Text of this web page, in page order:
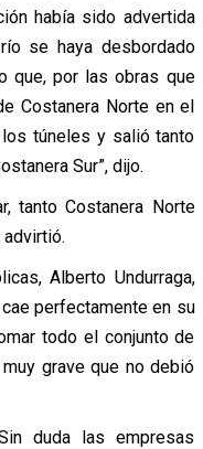
había sido advertida
se haya desbordado
que, por las obras que
Costanera Norte en el
túneles y salió tanto
Sur”, dijo.
tanto Costanera Norte
advirtió.
Alberto Undurraga,
perfectamente en su
todo el conjunto de
grave que no debió
duda las empresas